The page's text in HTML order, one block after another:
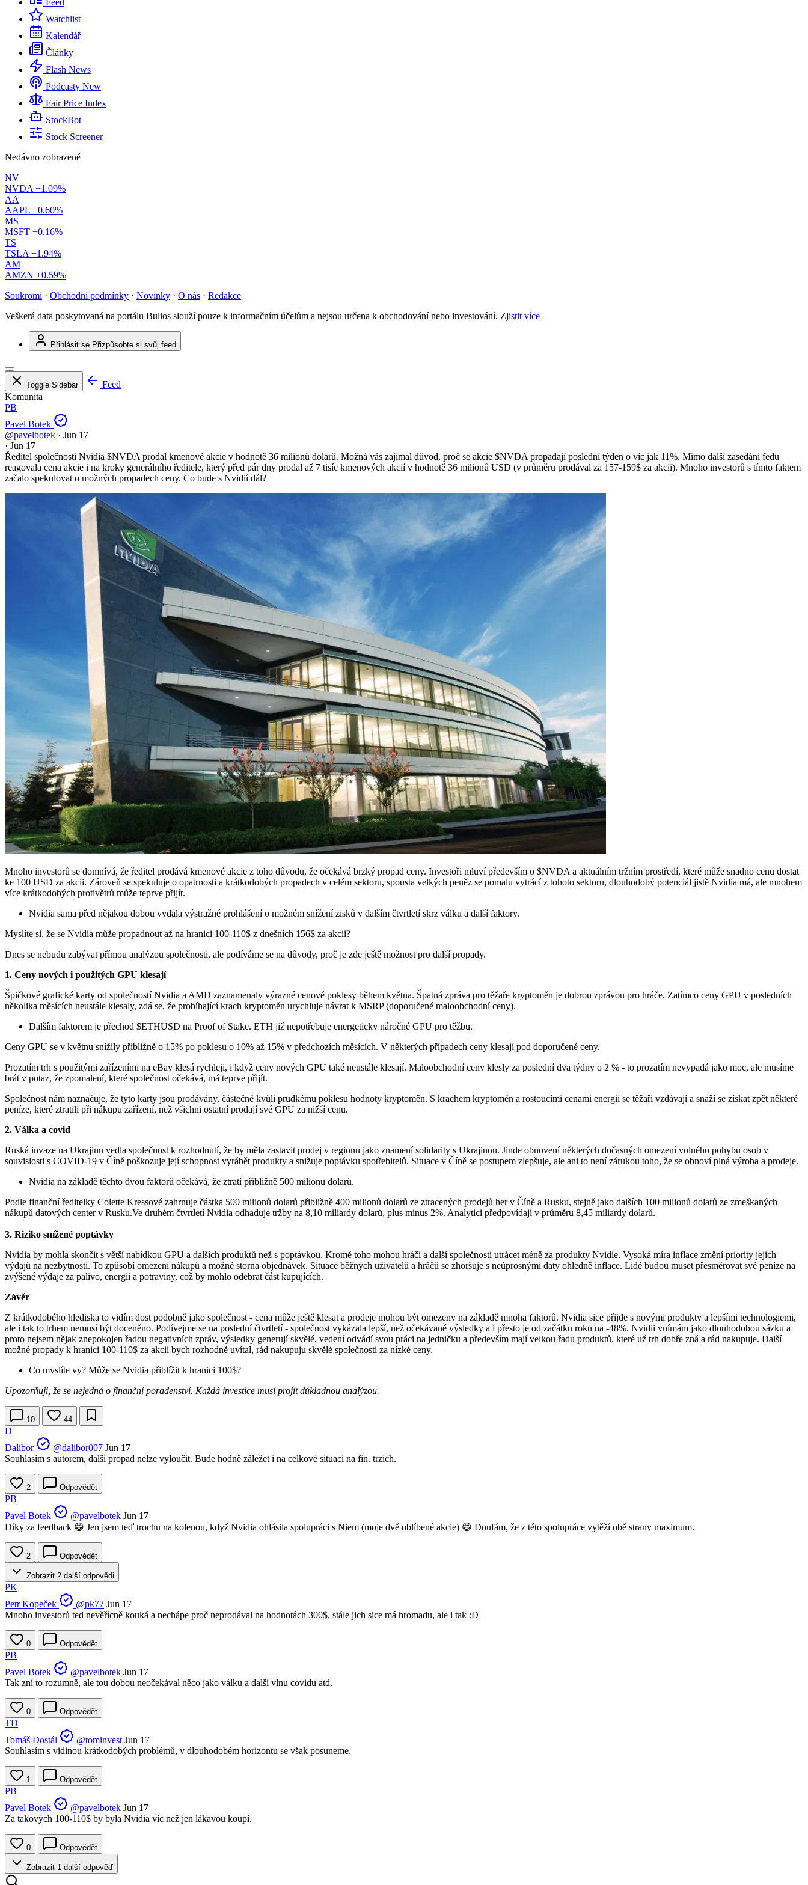
Feed
Watchlist
Kalendář
Články
Flash News
Podcasty New
Fair Price Index
StockBot
Stock Screener
Nedávno zobrazené
NV
NVDA +1.09%
AA
AAPL +0.60%
MS
MSFT +0.16%
TS
TSLA +1.94%
AM
AMZN +0.59%
Soukromí · Obchodní podmínky · Novinky · O nás · Redakce
Veškerá data poskytovaná na portálu Bulios slouží pouze k informačním účelům a nejsou určena k obchodování nebo investování. Zjistit více
Přihlásit se Přizpůsobte si svůj feed
Toggle Sidebar
Feed
Komunita
PB
Pavel Botek
@pavelbotek · Jun 17
· Jun 17
Ředitel společnosti Nvidia $NVDA prodal kmenové akcie v hodnotě 36 milionů dolarů. Možná vás zajímal důvod, proč se akcie $NVDA propadají poslední týden o víc jak 11%. Mimo další zasedání fedu
reagovala cena akcie i na kroky generálního ředitele, který před pár dny prodal až 7 tisíc kmenových akcií v hodnotě 36 milionů USD (v průměru prodával za 157-159$ za akcii). Mnoho investorů s tímto faktem
začalo spekulovat o možných propadech ceny. Co bude s Nvidií dál?
Mnoho investorů se domnívá, že ředitel prodává kmenové akcie z toho důvodu, že očekává brzký propad ceny. Investoři mluví především o $NVDA a aktuálním tržním prostředí, které může snadno cenu dostat
ke 100 USD za akcii. Zároveň se spekuluje o opatrnosti a krátkodobých propadech v celém sektoru, spousta velkých peněz se pomalu vytrácí z tohoto sektoru, dlouhodobý potenciál jistě Nvidia má, ale mnohem
více krátkodobých protivětrů může teprve přijít.
Nvidia sama před nějakou dobou vydala výstražné prohlášení o možném snížení zisků v dalším čtvrtletí skrz válku a další faktory.
Myslíte si, že se Nvidia může propadnout až na hranici 100-110$ z dnešních 156$ za akcii?
Dnes se nebudu zabývat přímou analýzou společnosti, ale podíváme se na důvody, proč je zde ještě možnost pro další propady.
1. Ceny nových i použitých GPU klesají
Špičkové grafické karty od společností Nvidia a AMD zaznamenaly výrazné cenové poklesy během května. Špatná zpráva pro těžaře kryptoměn je dobrou zprávou pro hráče. Zatímco ceny GPU v posledních
několika měsících neustále klesaly, zdá se, že probíhající krach kryptoměn urychluje návrat k MSRP (doporučené maloobchodní ceny).
Dalším faktorem je přechod $ETHUSD na Proof of Stake. ETH již nepotřebuje energeticky náročné GPU pro těžbu.
Ceny GPU se v květnu snížily přibližně o 15% po poklesu o 10% až 15% v předchozích měsících. V některých případech ceny klesají pod doporučené ceny.
Prozatím trh s použitými zařízeními na eBay klesá rychleji, i když ceny nových GPU také neustále klesají. Maloobchodní ceny klesly za poslední dva týdny o 2 % - to prozatím nevypadá jako moc, ale musíme
brát v potaz, že zpomalení, které společnost očekává, má teprve přijít.
Společnost nám naznačuje, že tyto karty jsou prodávány, částečně kvůli prudkému poklesu hodnoty kryptoměn. S krachem kryptoměn a rostoucími cenami energií se těžaři vzdávají a snaží se získat zpět některé
peníze, které ztratili při nákupu zařízení, než všichni ostatní prodají své GPU za nižší cenu.
2. Válka a covid
Ruská invaze na Ukrajinu vedla společnost k rozhodnutí, že by měla zastavit prodej v regionu jako znamení solidarity s Ukrajinou. Jinde obnovení některých dočasných omezení volného pohybu osob v
souvislosti s COVID-19 v Číně poškozuje její schopnost vyrábět produkty a snižuje poptávku spotřebitelů. Situace v Číně se postupem zlepšuje, ale ani to není zárukou toho, že se obnoví plná výroba a prodeje.
Nvidia na základě těchto dvou faktorů očekává, že ztratí přibližně 500 milionu dolarů.
Podle finanční ředitelky Colette Kressové zahrnuje částka 500 milionů dolarů přibližně 400 milionů dolarů ze ztracených prodejů her v Číně a Rusku, stejně jako dalších 100 milionů dolarů ze zmeškaných
nákupů datových center v Rusku.Ve druhém čtvrtletí Nvidia odhaduje tržby na 8,10 miliardy dolarů, plus minus 2%. Analytici předpovídají v průměru 8,45 miliardy dolarů.
3. Riziko snížené poptávky
Nvidia by mohla skončit s větší nabídkou GPU a dalších produktů než s poptávkou. Kromě toho mohou hráči a další společnosti utrácet méně za produkty Nvidie. Vysoká míra inflace změní priority jejich
výdajů na nezbytnosti. To způsobí omezení nákupů a možné storna objednávek. Situace běžných uživatelů a hráčů se zhoršuje s neúprosnými daty ohledně inflace. Lidé budou muset přesměrovat své peníze na
zvýšené výdaje za palivo, energii a potraviny, což by mohlo odebrat část kupujících.
Závěr
Z krátkodobého hlediska to vidím dost podobně jako společnost - cena může ještě klesat a prodeje mohou být omezeny na základě mnoha faktorů. Nvidia sice přijde s novými produkty a lepšími technologiemi,
ale i tak to trhem nemusí být doceněno. Podívejme se na poslední čtvrtletí - společnost vykázala lepší, než očekávané výsledky a i přesto je od začátku roku na -48%. Nvidii vnímám jako dlouhodobou sázku a
proto nejsem nějak znepokojen řadou negativních zpráv, výsledky generují skvělé, vedení odvádí svou práci na jedničku a především mají velkou řadu produktů, které už trh dobře zná a rád nakupuje. Další
možné propady k hranici 100-110$ za akcii bych rozhodně uvítal, rád nakupuju skvělé společnosti za nízké ceny.
Co myslíte vy? Může se Nvidia přiblížit k hranici 100$?
Upozorňuji, že se nejedná o finanční poradenství. Každá investice musí projít důkladnou analýzou.
10 44
D
Dalibor
@dalibor007 Jun 17
Souhlasím s autorem, další propad nelze vyloučit. Bude hodně záležet i na celkové situaci na fin. trzích.
2 Odpovědět
PB
Pavel Botek
@pavelbotek Jun 17
Díky za feedback 😁 Jen jsem teď trochu na kolenou, když Nvidia ohlásila spolupráci s Niem (moje dvě oblíbené akcie) 😄 Doufám, že z této spolupráce vytěží obě strany maximum.
2 Odpovědět
Zobrazit 2 další odpovědi
PK
Petr Kopeček
@pk77 Jun 17
Mnoho investorů ted nevěřícně kouká a nechápe proč neprodával na hodnotách 300$, stále jich sice má hromadu, ale i tak :D
0 Odpovědět
PB
Pavel Botek
@pavelbotek Jun 17
Tak zní to rozumně, ale tou dobou neočekával něco jako válku a další vlnu covidu atd.
0 Odpovědět
TD
Tomáš Dostál
@tominvest Jun 17
Souhlasím s vidinou krátkodobých problémů, v dlouhodobém horizontu se však posuneme.
1 Odpovědět
PB
Pavel Botek
@pavelbotek Jun 17
Za takových 100-110$ by byla Nvidia víc než jen lákavou koupí.
0 Odpovědět
Zobrazit 1 další odpověď